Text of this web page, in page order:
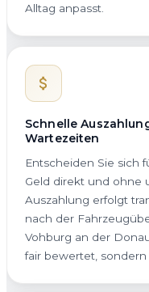
Alltag anpasst.
Schnelle
Wartezeiten
Entscheiden Sie sich
Geld direkt und ohne
Auszahlung erfolgt
nach der
Vohburg an der
fair bewertet, sondern